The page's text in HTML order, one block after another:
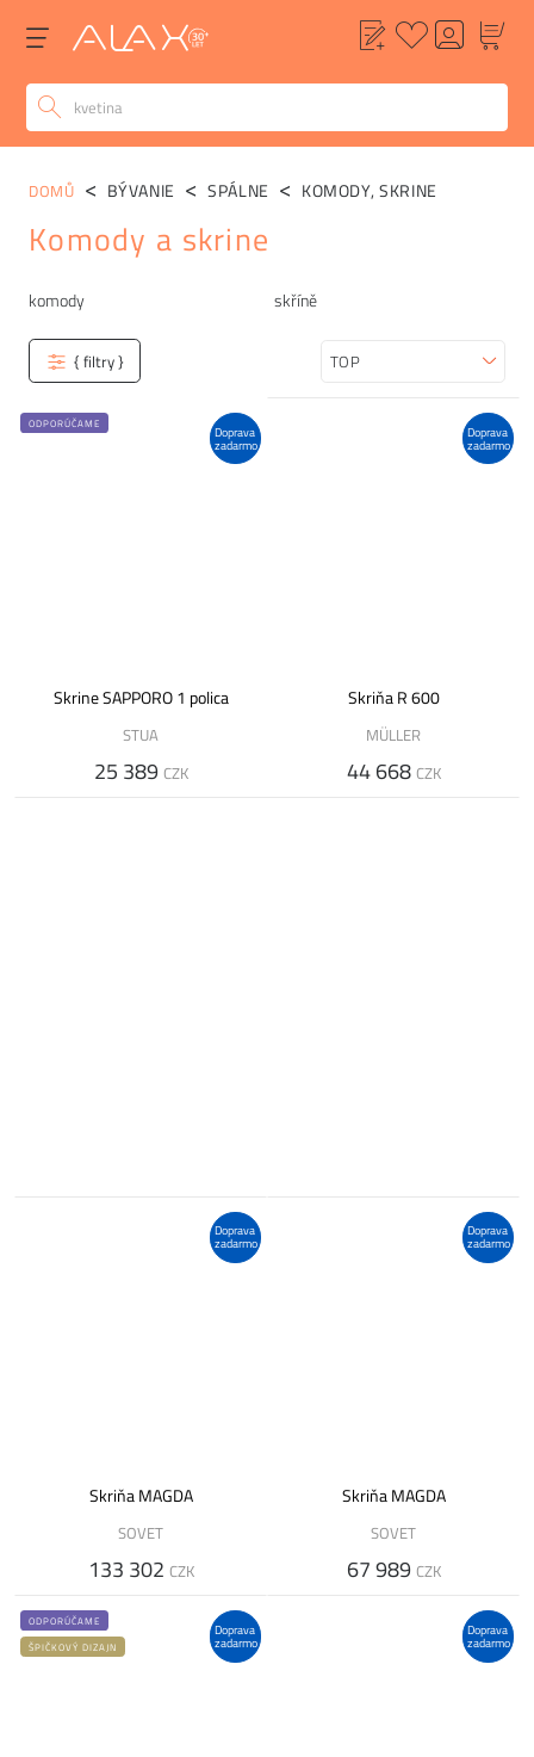
Kategórie
komody skříně
DOMŮ BÝVANIE SPÁLNE KOMODY, SKRINE
Komody a skrine
{ filtry } Zoradiť
Doprava
zadarmo
ODPORÚČAME
Skrine SAPPORO 1 polica
STUA
25 389 CZK
Doprava
zadarmo
Skriňa R 600
MÜLLER
44 668 CZK
Doprava
zadarmo
Skriňa MAGDA
SOVET
133 302 CZK
Doprava
zadarmo
Skriňa MAGDA
SOVET
67 989 CZK
Doprava
zadarmo
ODPORÚČAME
ŠPIČKOVÝ DIZAJN
Doprava
zadarmo